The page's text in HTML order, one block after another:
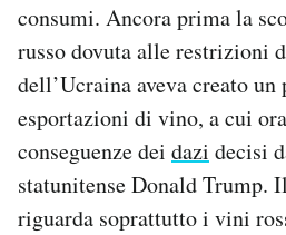
consumi. Ancora prima la
russo dovuta alle restrizioni
dell’Ucraina aveva creato
esportazioni di vino, a cui
conseguenze dei dazi decisi
statunitense Donald Trump.
riguarda soprattutto i vini